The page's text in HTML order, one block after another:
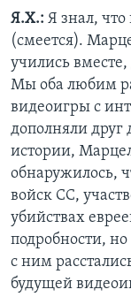
Я.Х.: Я знал,
(смеется).
учились
Мы оба любим
видеоигры с
дополняли друг
истории,
обнаружилось,
войск СС,
убийствах
подробности,
с ним
будущей